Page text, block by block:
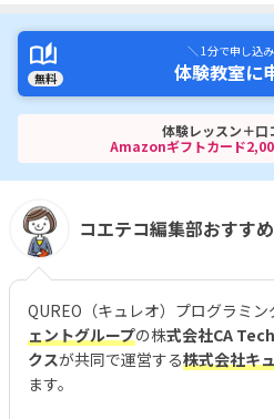
無料
＼ 1分で申し込
体験教室に
体験レッスン＋口
Amazonギフトカード
コエテコ編集部おすす
QUREO（キュレオ）プログラミン
ェントグループの株式会社CA
クスが共同で運営する株式会社キ
ます。